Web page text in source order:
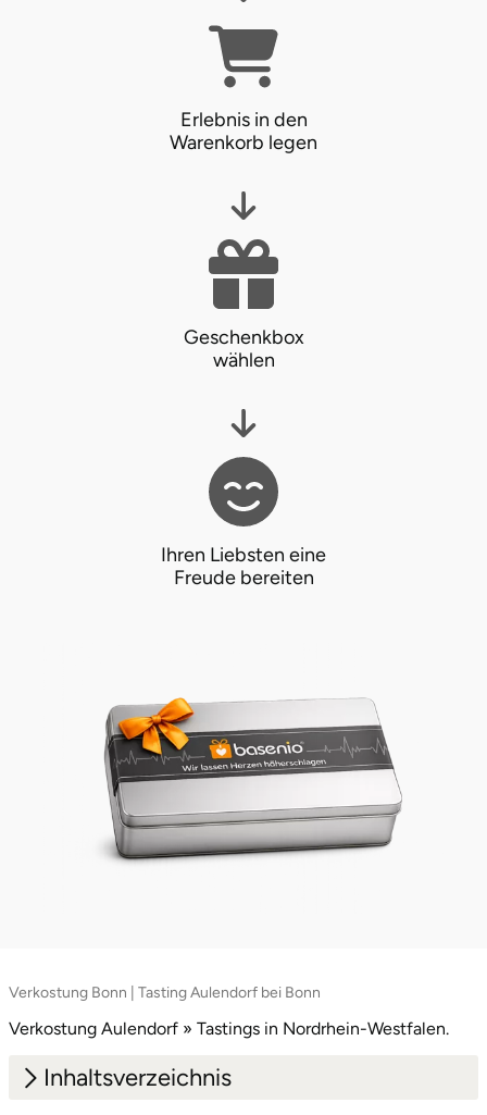
Erlebnis in den
Warenkorb legen
Geschenkbox
wählen
Ihren Liebsten eine
Freude bereiten
Verkostung Bonn | Tasting Aulendorf bei Bonn
Verkostung Aulendorf » Tastings in Nordrhein-Westfalen.
Inhaltsverzeichnis
Villingen Schwenningen